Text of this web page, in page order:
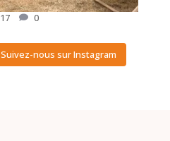
17 0
Suivez-nous sur Instagram